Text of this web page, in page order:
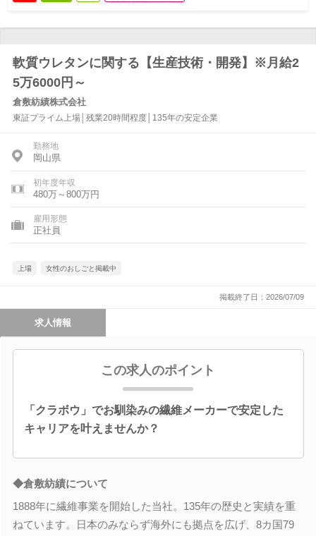
軟質ウレタンに関する【生産技術・開発】※月給2
5万6000円～
倉敷紡績株式会社
東証プライム上場│残業20時間程度│135年の安定企業
勤務地
岡山県
初年度年収
480万～800万円
雇用形態
正社員
上場 女性のおしごと掲載中
掲載終了日：2026/07/09
求人情報
この求人のポイント
「クラボウ」でお馴染みの繊維メーカーで安定した
キャリアを叶えませんか？
◆倉敷紡績について
1888年に繊維事業を開始した当社。135年の歴史と実績を重
ねています。日本のみならず海外にも拠点を広げ、8カ国79